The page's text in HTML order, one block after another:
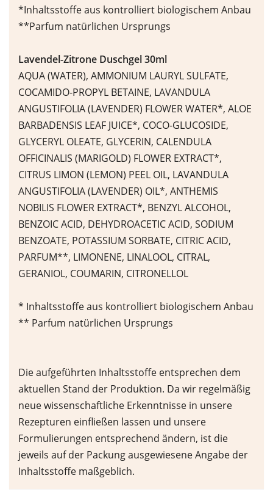
*Inhaltsstoffe aus kontrolliert biologischem Anbau
**Parfum natürlichen Ursprungs
Lavendel-Zitrone Duschgel 30ml
AQUA (WATER), AMMONIUM LAURYL SULFATE,
COCAMIDO-PROPYL BETAINE, LAVANDULA
ANGUSTIFOLIA (LAVENDER) FLOWER WATER*, ALOE
BARBADENSIS LEAF JUICE*, COCO-GLUCOSIDE,
GLYCERYL OLEATE, GLYCERIN, CALENDULA
OFFICINALIS (MARIGOLD) FLOWER EXTRACT*,
CITRUS LIMON (LEMON) PEEL OIL, LAVANDULA
ANGUSTIFOLIA (LAVENDER) OIL*, ANTHEMIS
NOBILIS FLOWER EXTRACT*, BENZYL ALCOHOL,
BENZOIC ACID, DEHYDROACETIC ACID, SODIUM
BENZOATE, POTASSIUM SORBATE, CITRIC ACID,
PARFUM**, LIMONENE, LINALOOL, CITRAL,
GERANIOL, COUMARIN, CITRONELLOL
* Inhaltsstoffe aus kontrolliert biologischem Anbau
** Parfum natürlichen Ursprungs
Die aufgeführten Inhaltsstoffe entsprechen dem
aktuellen Stand der Produktion. Da wir regelmäßig
neue wissenschaftliche Erkenntnisse in unsere
Rezepturen einfließen lassen und unsere
Formulierungen entsprechend ändern, ist die
jeweils auf der Packung ausgewiesene Angabe der
Inhaltsstoffe maßgeblich.